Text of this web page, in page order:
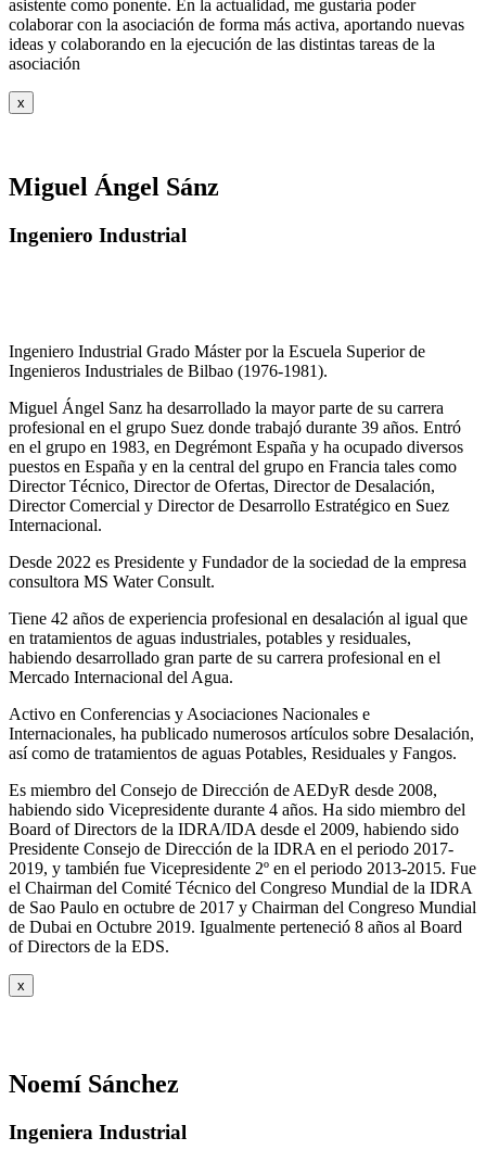
asistente como ponente. En la actualidad, me gustaría poder
colaborar con la asociación de forma más activa, aportando nuevas
ideas y colaborando en la ejecución de las distintas tareas de la
asociación
x
Miguel Ángel Sánz
Ingeniero Industrial
Ingeniero Industrial Grado Máster por la Escuela Superior de
Ingenieros Industriales de Bilbao (1976-1981).
Miguel Ángel Sanz ha desarrollado la mayor parte de su carrera
profesional en el grupo Suez donde trabajó durante 39 años. Entró
en el grupo en 1983, en Degrémont España y ha ocupado diversos
puestos en España y en la central del grupo en Francia tales como
Director Técnico, Director de Ofertas, Director de Desalación,
Director Comercial y Director de Desarrollo Estratégico en Suez
Internacional.
Desde 2022 es Presidente y Fundador de la sociedad de la empresa
consultora MS Water Consult.
Tiene 42 años de experiencia profesional en desalación al igual que
en tratamientos de aguas industriales, potables y residuales,
habiendo desarrollado gran parte de su carrera profesional en el
Mercado Internacional del Agua.
Activo en Conferencias y Asociaciones Nacionales e
Internacionales, ha publicado numerosos artículos sobre Desalación,
así como de tratamientos de aguas Potables, Residuales y Fangos.
Es miembro del Consejo de Dirección de AEDyR desde 2008,
habiendo sido Vicepresidente durante 4 años. Ha sido miembro del
Board of Directors de la IDRA/IDA desde el 2009, habiendo sido
Presidente Consejo de Dirección de la IDRA en el periodo 2017-
2019, y también fue Vicepresidente 2º en el periodo 2013-2015. Fue
el Chairman del Comité Técnico del Congreso Mundial de la IDRA
de Sao Paulo en octubre de 2017 y Chairman del Congreso Mundial
de Dubai en Octubre 2019. Igualmente perteneció 8 años al Board
of Directors de la EDS.
x
Noemí Sánchez
Ingeniera Industrial